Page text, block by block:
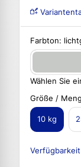
Farbton:
Wählen Sie
Größe /
10 kg